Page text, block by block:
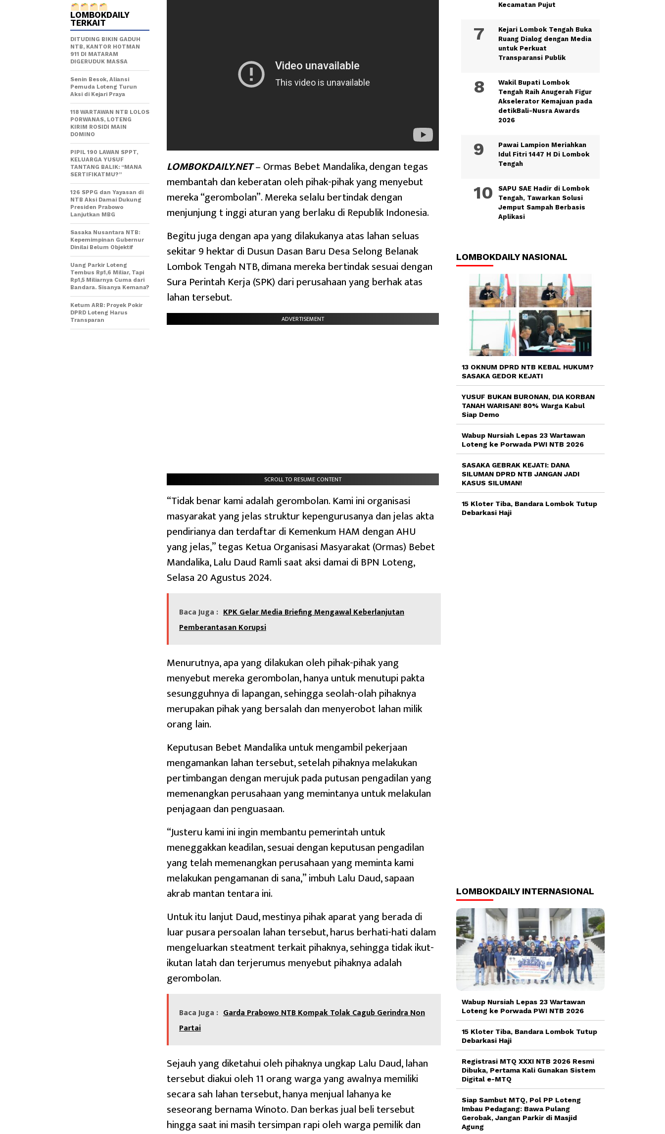
LOMBOKDAILY.NET– Ormas Bebet Mandalika, dengan tegas
membantah dan keberatan oleh pihak-pihak yang menyebut
mereka “gerombolan”. Mereka selalu bertindak dengan
menjunjung t inggi aturan yang berlaku di Republik Indonesia.
Begitu juga dengan apa yang dilakukanya atas lahan seluas
sekitar 9 hektar di Dusun Dasan Baru Desa Selong Belanak
Lombok Tengah NTB, dimana mereka bertindak sesuai dengan
Sura Perintah Kerja (SPK) dari perusahaan yang berhak atas
lahan tersebut.
ADVERTISEMENT
SCROLL TO RESUME CONTENT
“Tidak benar kami adalah gerombolan. Kami ini organisasi
masyarakat yang jelas struktur kepengurusanya dan jelas akta
pendirianya dan terdaftar di Kemenkum HAM dengan AHU
yang jelas,” tegas Ketua Organisasi Masyarakat (Ormas) Bebet
Mandalika, Lalu Daud Ramli saat aksi damai di BPN Loteng,
Selasa 20 Agustus 2024.
Baca Juga : KPK Gelar Media Briefing Mengawal Keberlanjutan
Pemberantasan Korupsi
Menurutnya, apa yang dilakukan oleh pihak-pihak yang
menyebut mereka gerombolan, hanya untuk menutupi pakta
sesungguhnya di lapangan, sehingga seolah-olah pihaknya
merupakan pihak yang bersalah dan menyerobot lahan milik
orang lain.
Keputusan Bebet Mandalika untuk mengambil pekerjaan
mengamankan lahan tersebut, setelah pihaknya melakukan
pertimbangan dengan merujuk pada putusan pengadilan yang
memenangkan perusahaan yang memintanya untuk melakulan
penjagaan dan penguasaan.
“Justeru kami ini ingin membantu pemerintah untuk
meneggakkan keadilan, sesuai dengan keputusan pengadilan
yang telah memenangkan perusahaan yang meminta kami
melakukan pengamanan di sana,” imbuh Lalu Daud, sapaan
akrab mantan tentara ini.
Untuk itu lanjut Daud, mestinya pihak aparat yang berada di
luar pusara persoalan lahan tersebut, harus berhati-hati dalam
mengeluarkan steatment terkait pihaknya, sehingga tidak ikut-
ikutan latah dan terjerumus menyebut pihaknya adalah
gerombolan.
Baca Juga : Garda Prabowo NTB Kompak Tolak Cagub Gerindra Non
Partai
Sejauh yang diketahui oleh pihaknya ungkap Lalu Daud, lahan
tersebut diakui oleh 11 orang warga yang awalnya memiliki
secara sah lahan tersebut, hanya menjual lahanya ke
seseorang bernama Winoto. Dan berkas jual beli tersebut
hingga saat ini masih tersimpan rapi oleh warga pemilik dan
LOMBOKDAILY
TERKAIT
DITUDING BIKIN GADUH
NTB, KANTOR HOTMAN
911 DI MATARAM
DIGERUDUK MASSA
Senin Besok, Aliansi
Pemuda Loteng Turun
Aksi di Kejari Praya
118 WARTAWAN NTB LOLOS
PORWANAS, LOTENG
KIRIM ROSIDI MAIN
DOMINO
PIPIL 190 LAWAN SPPT,
KELUARGA YUSUF
TANTANG BALIK: “MANA
SERTIFIKATMU?”
126 SPPG dan Yayasan di
NTB Aksi Damai Dukung
Presiden Prabowo
Lanjutkan MBG
Sasaka Nusantara NTB:
Kepemimpinan Gubernur
Dinilai Belum Objektif
Uang Parkir Loteng
Tembus Rp1,6 Miliar, Tapi
Rp1,5 Miliarnya Cuma dari
Bandara. Sisanya Kemana?
Ketum ARB: Proyek Pokir
DPRD Loteng Harus
Transparan
Kecamatan Pujut
Kejari Lombok Tengah Buka
Ruang Dialog dengan Media
untuk Perkuat
Transparansi Publik
Wakil Bupati Lombok
Tengah Raih Anugerah Figur
Akselerator Kemajuan pada
detikBali-Nusra Awards
2026
Pawai Lampion Meriahkan
Idul Fitri 1447 H Di Lombok
Tengah
SAPU SAE Hadir di Lombok
Tengah, Tawarkan Solusi
Jemput Sampah Berbasis
Aplikasi
LOMBOKDAILY NASIONAL
13 OKNUM DPRD NTB KEBAL HUKUM?
SASAKA GEDOR KEJATI
YUSUF BUKAN BURONAN, DIA KORBAN
TANAH WARISAN! 80% Warga Kabul
Siap Demo
Wabup Nursiah Lepas 23 Wartawan
Loteng ke Porwada PWI NTB 2026
SASAKA GEBRAK KEJATI: DANA
SILUMAN DPRD NTB JANGAN JADI
KASUS SILUMAN!
15 Kloter Tiba, Bandara Lombok Tutup
Debarkasi Haji
LOMBOKDAILY INTERNASIONAL
Wabup Nursiah Lepas 23 Wartawan
Loteng ke Porwada PWI NTB 2026
15 Kloter Tiba, Bandara Lombok Tutup
Debarkasi Haji
Registrasi MTQ XXXI NTB 2026 Resmi
Dibuka, Pertama Kali Gunakan Sistem
Digital e-MTQ
Siap Sambut MTQ, Pol PP Loteng
Imbau Pedagang: Bawa Pulang
Gerobak, Jangan Parkir di Masjid
Agung